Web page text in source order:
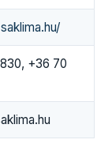
+36 70